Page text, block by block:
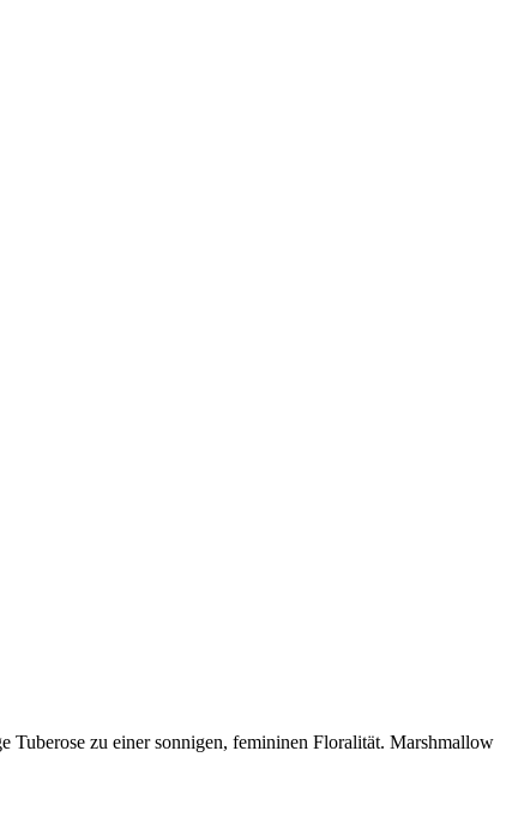
Tuberose zu einer sonnigen, femininen Floralität. Marshmallow